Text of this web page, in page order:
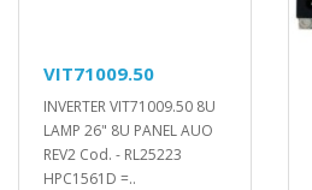
VIT71009.50
INVERTER VIT71009.50 8U
LAMP 26" 8U PANEL AUO
REV2 Cod. - RL25223
HPC1561D =..